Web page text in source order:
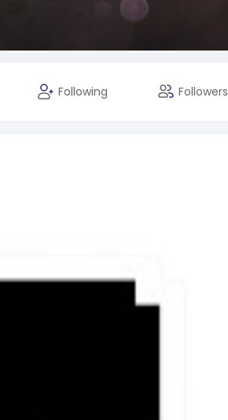
Following Followers